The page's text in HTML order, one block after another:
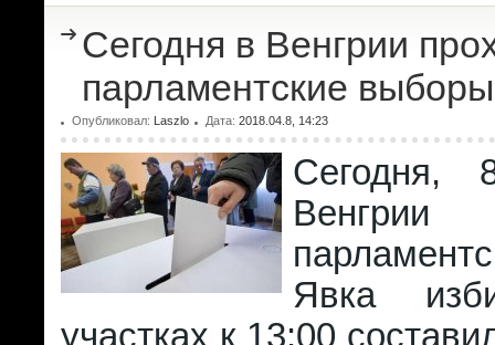
Сегодня в Венгрии
парламентские выборы
Опубликовал: Laszlo Дата: 2018.04.8, 14:23
Сегодня,
Явка
участках к 13:00